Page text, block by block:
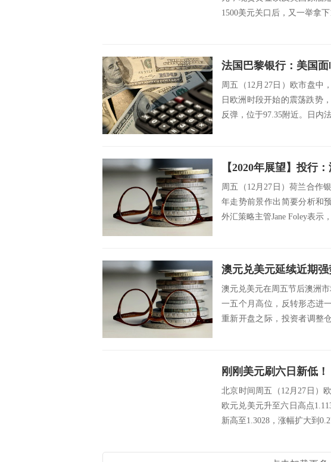
1500美元关口后，又一举拿
法国巴黎银行：美国
周五（12月27日）欧市盘中
日欧洲时段开始的震荡跌势
反弹，位于97.35附近。日内
周五（12月27日）荷兰合作
年走势前景作出简要分析和
外汇策略主管Jane Foley表示
澳元兑美元延续近期
澳元兑美元在周五节后澳洲
一五个月高位，反转形态进
重新开盘之际，投资者调整
北京时间周五（12月27日）
欧元兑美元升至六日高点
新高至1.3028，涨幅扩大到